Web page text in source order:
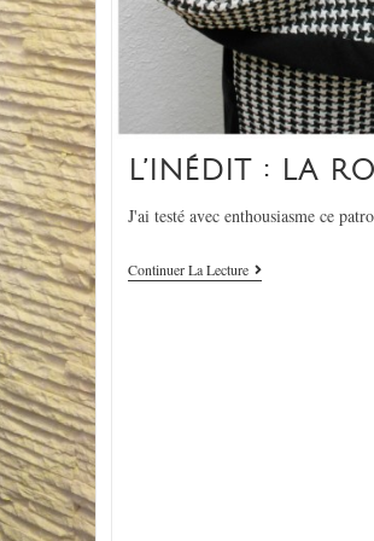
L’INÉDIT : LA
J'ai testé avec enthousiasme ce
Continuer La Lecture